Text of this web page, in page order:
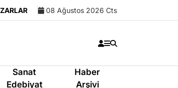
08 Ağustos 2026 Cts
Sanat
Edebiyat
Haber
Arşivi